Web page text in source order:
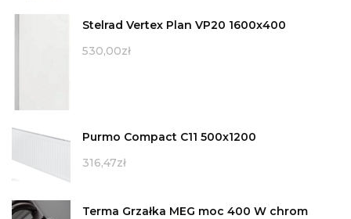
Stelrad Vertex Plan VP20 1600x400
530,00zł
Purmo Compact C11 500x1200
316,47zł
Terma Grzałka MEG moc 400 W chrom